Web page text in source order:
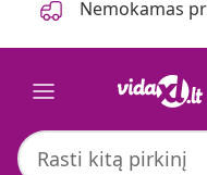
Nemokamas